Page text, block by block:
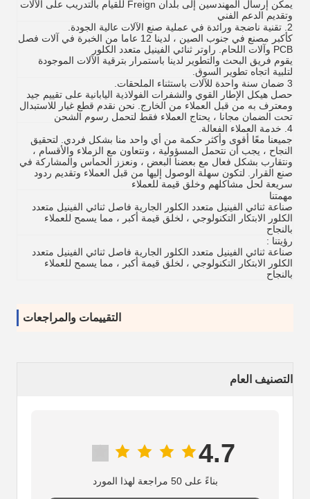
يمكن إرسال المهندسين إلى بلدان Freign للقيام بالتدريب على الآلات
وتقديم الدعم الفني
2. تقنية ناضجة ورائدة في عملية صنع الآلات عالية الجودة.
كأكبر مصنع في جنوب الصين ، لدينا 12 عاما من الخبرة في آلات فصل
PCB وآلات اللحام.
راوتر ثنائي الفينيل متعدد الكلور
يقوم فريق البحث والتطوير لدينا باستمرار بترقية الآلات الموجودة
لتلبية اتجاه تطوير السوق.
3 ضمان سنة واحدة للآلات باستثناء الملحقات.
حصل هيكل الإطار القوي والشفرات الفولاذية اليابانية على تقييم جيد
ومعترف به من قبل العملاء من الخارج.
نحن نقدم قطع غيار للاستبدال
تحت الضمان مجانا ، يحتاج العملاء فقط لتحمل رسوم الشحن
4. خدمة العملاء الفعالة.
جميعنا معًا أقوى وأكثر حكمة من أي واحد منا بشكل فردي.
لتحقيق
النجاح ، يجب أن نتحمل المسؤولية ، ونتعاون مع الزملاء والأقسام ،
ونتقارب بشكل فعال مع بعضنا البعض ، ونعزز الحماس والمشاركة في
صنع القرار.
لتكون سهلة الوصول إليها من قبل العملاء وتقديم ردود
سريعة لحل مشاكلهم وخلق قيمة للعملاء
مهمتنا
صناعة ثنائي الفينيل متعدد الكلور الجارية فاصل ثنائي الفينيل متعدد
الكلور الابتكار التكنولوجي ، لخلق قيمة أكبر ، مما يسمح للعملاء
بالنجاح
رؤيتنا :
صناعة ثنائي الفينيل متعدد الكلور الجارية فاصل ثنائي الفينيل متعدد
الكلور الابتكار التكنولوجي ، لخلق قيمة أكبر ، مما يسمح للعملاء
بالنجاح
التقييمات والمراجعات
التصنيف العام
4.7
بناءً على 50 مراجعة لهذا المورد